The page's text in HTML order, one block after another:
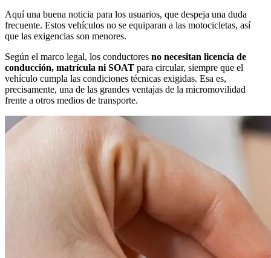
Aquí una buena noticia para los usuarios, que despeja una duda
frecuente. Estos vehículos no se equiparan a las motocicletas, así
que las exigencias son menores.
Según el marco legal, los conductores no necesitan licencia de
conducción, matrícula ni SOAT para circular, siempre que el
vehículo cumpla las condiciones técnicas exigidas. Esa es,
precisamente, una de las grandes ventajas de la micromovilidad
frente a otros medios de transporte.